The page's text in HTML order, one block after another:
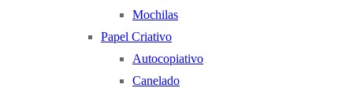
Mochilas
Papel Criativo
Autocopiativo
Canelado